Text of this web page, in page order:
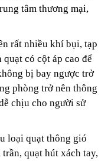
tâm thương mại,
rất nhiều khí bụi, tạp
có cột áp cao để
bị bay ngược trở
phòng trở nên thông
chịu cho người sử
loại quạt thông gió
quạt hút xách tay,